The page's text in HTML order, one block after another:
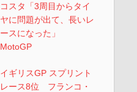
コスタ「3周目からタイ
ヤに問題が出て、長いレ
ースになった」
MotoGP
イギリスGP スプリント
レース8位 フランコ・